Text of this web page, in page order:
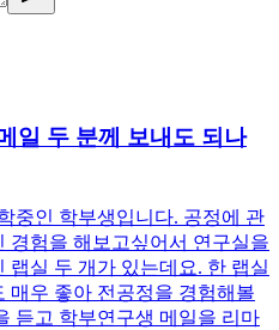
일 두 분께 보내도 되나
중인 학부생입니다. 공정에 관
경험을 해보고싶어서 연구실을
랩실 두 개가 있는데요. 한 랩실
매우 좋아 전공정을 경험해볼
듣고 학부연구생 메일을 리마